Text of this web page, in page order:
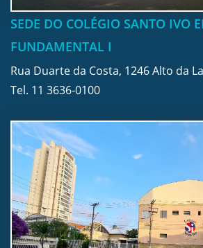
SEDE DO COLÉGIO SANTO IVO
FUNDAMENTAL I
Rua Duarte da Costa, 1246 Alto da
Tel. 11 3636-0100